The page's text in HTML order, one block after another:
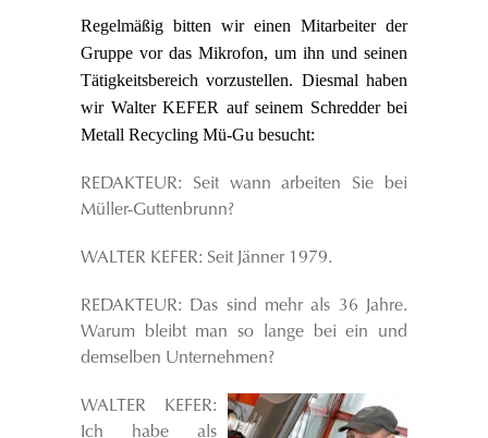
Regelmäßig bitten wir einen Mitarbeiter der
Gruppe vor das Mikrofon, um ihn und seinen
Tätigkeitsbereich vorzustellen. Diesmal haben
wir Walter KEFER auf seinem Schredder bei
Metall Recycling Mü-Gu besucht:
REDAKTEUR: Seit wann arbeiten Sie bei
Müller-Guttenbrunn?
WALTER KEFER: Seit Jänner 1979.
REDAKTEUR: Das sind mehr als 36 Jahre.
Warum bleibt man so lange bei ein und
demselben Unternehmen?
WALTER KEFER:
Ich habe als